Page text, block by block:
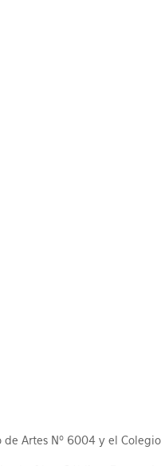
Artes Nº 6004 y el Colegio